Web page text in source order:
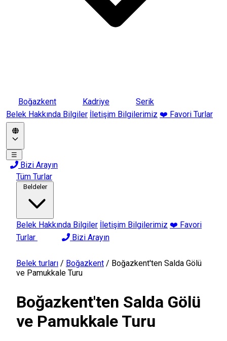
Boğazkent Kadriye
Serik
Belek Hakkında Bilgiler İletişim Bilgilerimiz ❤️ Favori Turlar
☰
Bizi Arayın
Tüm Turlar
Beldeler
Belek Hakkında Bilgiler İletişim Bilgilerimiz ❤️ Favori
Turlar
Bizi Arayın
Belek turları / Boğazkent / Boğazkent'ten Salda Gölü
ve Pamukkale Turu
Boğazkent'ten Salda Gölü
ve Pamukkale Turu